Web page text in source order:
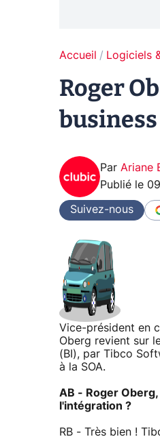
Accueil Logiciels
Roger
Par Ariane
Publié le
Suivez-nous
Vice-président en
Oberg revient sur
(BI), par Tibco
à la SOA.
AB - Roger
l'intégration ?
RB - Très bien !